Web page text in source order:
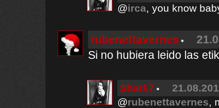
@irca, you know
rubenettavernes
Si no hubiera leido las
Shark7
@rubenettavernes,